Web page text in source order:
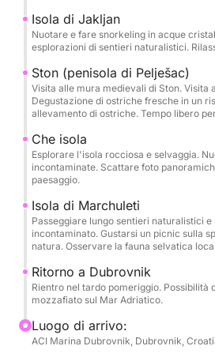
Con opzioni di mezza giornata
puoi personalizzare il tuo
impegni e alle tue preferenze.
giornata indimenticabile di
esplorazione alle Isole Elafiti.
sempre.
**Il costo del carburante per
è di 300 € e deve essere pagato
termine dell'escursione.**
Isola di Jakljan
Nuotare e fare snorkeling in acque
esplorazioni di sentieri naturalistici.
Ston (penisola di Pelješac)
Visita alle mura medievali di Ston. Visita
Degustazione di ostriche fresche in un
allevamento di ostriche. Tempo libero
Che isola
Esplorare l'isola rocciosa e selvaggia.
incontaminate. Scattare foto
paesaggio.
Isola di Marchuleti
Passeggiare lungo sentieri naturalistici
incontaminato. Gustarsi un picnic sulla
natura. Osservare la fauna selvatica
Ritorno a Dubrovnik
Rientro nel tardo pomeriggio. Possibilità
mozzafiato sul Mar Adriatico.
Luogo di arrivo:
ACI Marina Dubrovnik, Dubrovnik,